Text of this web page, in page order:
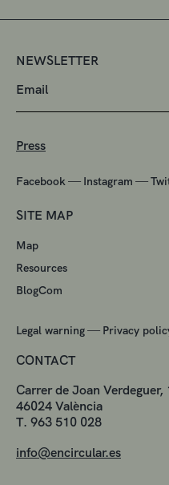
NEWSLETTER
Press
Facebook— Instagram —
SITE MAP
Map
Resources
BlogCom
Legal warning— Privacy
CONTACT
Carrer de Joan Verdeguer,
46024 València
T. 963 510 028
info@encircular.es